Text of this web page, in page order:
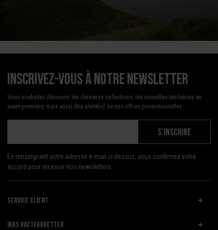
Inscrivez-vous à notre newsletter
Vous souhaitez découvrir les dernières collections, les nouvelles tendances en
avant-première, mais aussi être alerté(e) de nos offres promotionnelles
S'INSCRIRE
En renseignant votre adresse e-mail ci-dessus, vous confirmez votre
accord pour recevoir nos newsletters.
SERVICE CLIENT
IKKS #ACTFORBETTER